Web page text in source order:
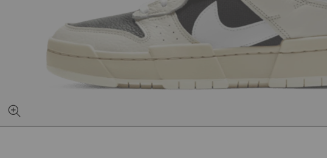
YEEZY SLIDE YS-01
NEW BALANCE
€140,95€165,95